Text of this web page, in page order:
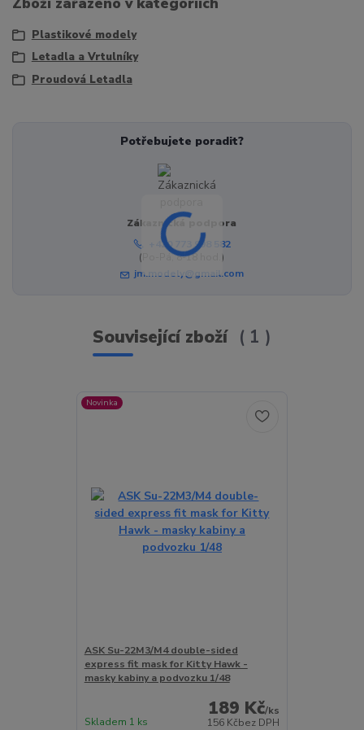
Plastikové modely
Letadla a Vrtulníky
Proudová Letadla
Potřebujete poradit?
Zákaznická podpora
+420 773 998 582
(Po-Pá, 8-18 hod.)
jm.modely@gmail.com
Související zboží 1
Novinka
ASK Su-22M3/M4 double-sided
express fit mask for Kitty Hawk -
masky kabiny a podvozku 1/48
189 Kč/ks
156 Kčbez DPH
Skladem 1 ks